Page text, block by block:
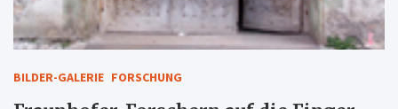
BILDER-GALERIE FORSCHUNG